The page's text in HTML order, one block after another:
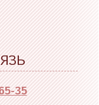
35